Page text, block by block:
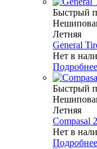
Быстрый
Летняя
General
Нет в
Подробнее
Быстрый
Летняя
Compasal
Нет в
Подробнее